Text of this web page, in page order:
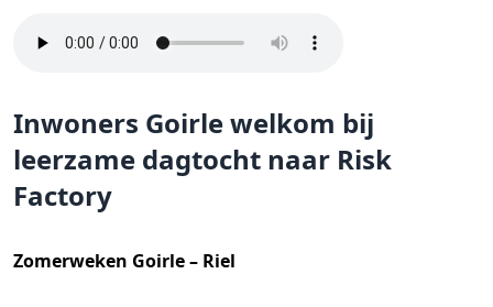
Inwoners Goirle welkom bij
leerzame dagtocht naar Risk
Factory
Zomerweken Goirle – Riel